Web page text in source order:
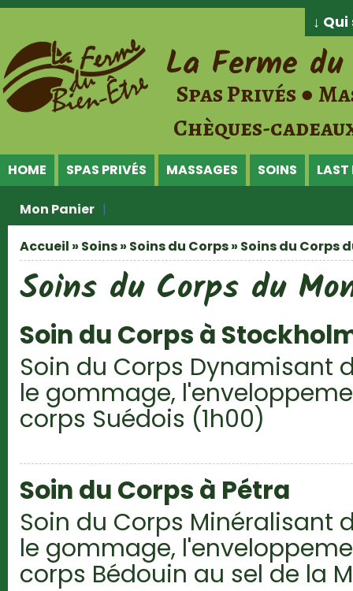
Jump to Content
↓
La Ferme
Spas Privés ●
Chèques-
HOME SPAS PRIVÉS MASSAGES SOINS LAST
Mon Panier
Vous êtes ici
Accueil » Soins» Soins du Corps» Soins du Corps
Soins du Corps du
Soin du Corps à
Soin du Corps Dynamisant
le gommage,
corps Suédois (1h00)
Soin du Corps à Pétra
Soin du Corps Minéralisant
le gommage,
corps Bédouin au sel de la